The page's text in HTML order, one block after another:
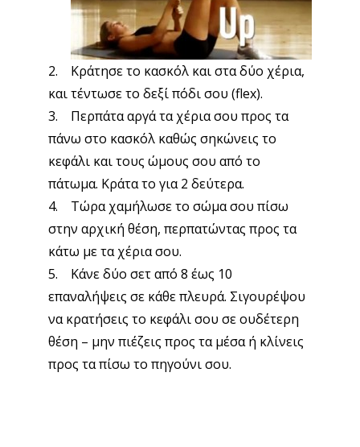
2. Κράτησε το κασκόλ και στα δύο χέρια,
και τέντωσε το δεξί πόδι σου (flex).
3. Περπάτα αργά τα χέρια σου προς τα
πάνω στο κασκόλ καθώς σηκώνεις το
κεφάλι και τους ώμους σου από το
πάτωμα. Κράτα το για 2 δεύτερα.
4. Τώρα χαμήλωσε το σώμα σου πίσω
στην αρχική θέση, περπατώντας προς τα
κάτω με τα χέρια σου.
5. Κάνε δύο σετ από 8 έως 10
επαναλήψεις σε κάθε πλευρά. Σιγουρέψου
να κρατήσεις το κεφάλι σου σε ουδέτερη
θέση – μην πιέζεις προς τα μέσα ή κλίνεις
προς τα πίσω το πηγούνι σου.